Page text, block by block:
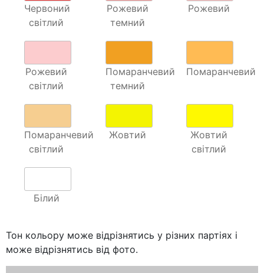
Червоний
світлий
Рожевий
темний
Рожевий
Рожевий
світлий
Помаранчевий
темний
Помаранчевий
Помаранчевий
світлий
Жовтий
Жовтий
світлий
Білий
Тон кольору може відрізнятись у різних партіях і
може відрізнятись від фото.